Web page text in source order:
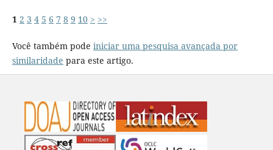
1 2 3 4 5 6 7 8 9 10 > >>
Você também pode iniciar uma pesquisa avançada por
similaridade para este artigo.